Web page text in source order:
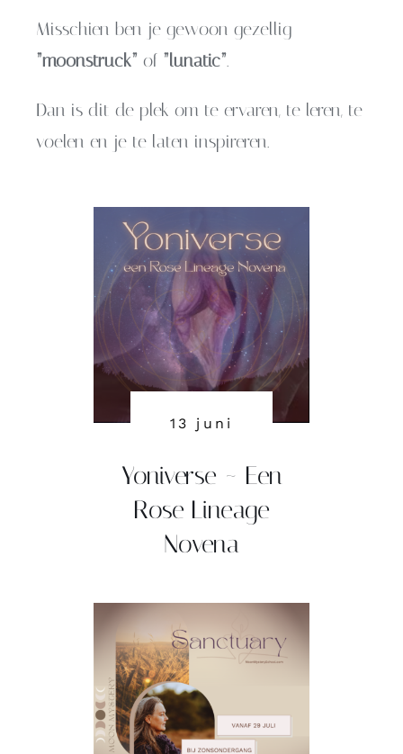
Misschien ben je gewoon gezellig
”moonstruck”of ”lunatic”.
Dan is dit de plek om te ervaren, te leren, te
voelen en je te laten inspireren.
Yoniverse ~ een
Rose Lineage
Novena
13 juni
Yoniverse ~ Een
Rose Lineage
Novena
Sanctuary